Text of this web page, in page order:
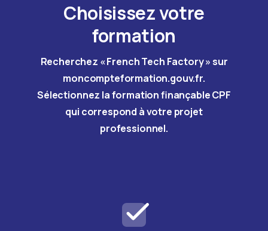
Choisissez votre
formation
Recherchez « French Tech Factory » sur
moncompteformation.gouv.fr.
Sélectionnez la formation finançable CPF
qui correspond à votre projet
professionnel.